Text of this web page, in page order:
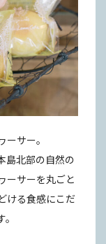
サー。
島北部の自然の
ーサーを丸ごと
ける食感にこだ